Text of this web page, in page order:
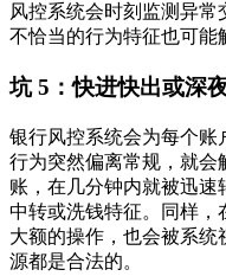
风控系统会时刻监测异常
不恰当的行为特征也可能
坑 5：快进快出或深
银行风控系统会为每个账
行为突然偏离常规，就会
账，在几分钟内就被迅速
中转或洗钱特征。同样，
大额的操作，也会被系
源都是合法的。